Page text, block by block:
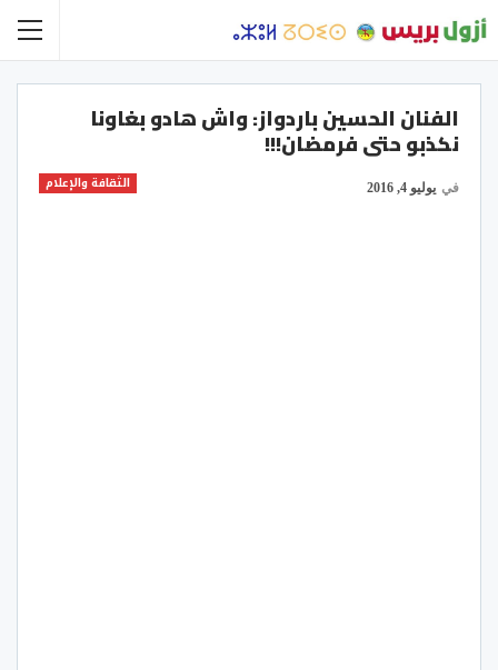
الفنان الحسين باردواز: واش هادو بغاونا
نكذبو حتى فرمضان!!!
الثقافة والإعلام في يوليو 4, 2016